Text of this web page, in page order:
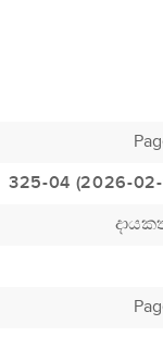
325-04 (2026-02-